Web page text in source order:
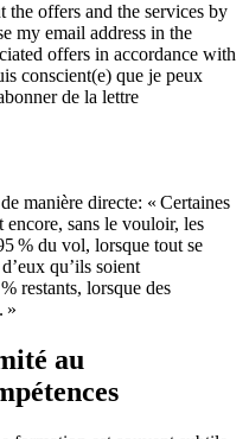
offers and the services by
my email address in the
offers in accordance with
conscient(e) que je peux
de la lettre
manière directe: « Certaines
sans le vouloir, les
% du vol, lorsque tout se
qu’ils soient
restants, lorsque des
»
au